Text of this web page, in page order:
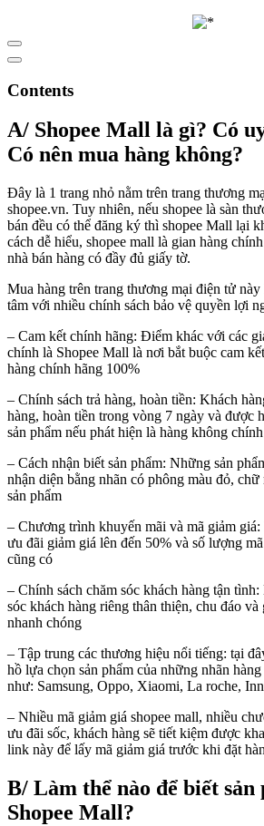
Contents
A/ Shopee Mall là gì? Có
Có nên mua hàng không?
Đây là 1 trang nhỏ nằm trên trang thương
shopee.vn. Tuy nhiên, nếu shopee là sàn
bán đều có thể đăng ký thì shopee Mall lại
cách dễ hiểu, shopee mall là gian hàng
nhà bán hàng có đầy đủ giấy tờ.
Mua hàng trên trang thương mại điện tử này
tâm với nhiều chính sách bảo vệ quyền lợi
– Cam kết chính hãng: Điểm khác với các
chính là Shopee Mall là nơi bắt buộc cam
hàng chính hãng 100%
– Chính sách trả hàng, hoàn tiền: Khách
hàng, hoàn tiền trong vòng 7 ngày và được
sản phẩm nếu phát hiện là hàng không
– Cách nhận biết sản phẩm: Những sản
nhận diện bằng nhãn có phông màu đỏ,
sản phẩm
– Chương trình khuyến mãi và mã giảm giá:
ưu đãi giảm giá lên đến 50% và số lượng
cũng có
– Chính sách chăm sóc khách hàng tận
sóc khách hàng riêng thân thiện, chu đáo và
nhanh chóng
– Tập trung các thương hiệu nổi tiếng: tại
hồ lựa chọn sản phẩm của những nhãn
như: Samsung, Oppo, Xiaomi, La roche,
– Nhiều mã giảm giá shopee mall, nhiều
ưu đãi sốc, khách hàng sẽ tiết kiệm được
link này để lấy mã giảm giá trước khi đặt
B/ Làm thể nào để biết sản
Shopee Mall?